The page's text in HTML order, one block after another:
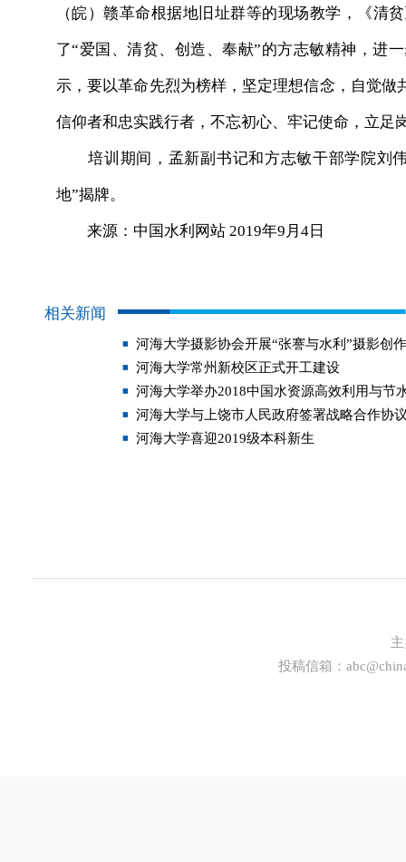
（皖）赣革命根据地旧址群等的现场教学，《清
了“爱国、清贫、创造、奉献”的方志敏精神，进
示，要以革命先烈为榜样，坚定理想信念，自觉
信仰者和忠实践行者，不忘初心、牢记使命，立足
培训期间，孟新副书记和方志敏干部学院刘
地”揭牌。
来源：中国水利网站 2019年9月4日
相关新闻
河海大学摄影协会开展“张謇与水利”摄影创
河海大学常州新校区正式开工建设
河海大学举办2018中国水资源高效利用与节
河海大学与上饶市人民政府签署战略合作协
河海大学喜迎2019级本科新生
投稿信箱：